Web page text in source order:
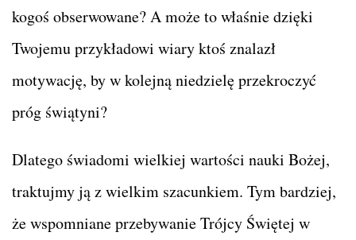
kogoś obserwowane? A może to właśnie dzięki
Twojemu przykładowi wiary ktoś znalazł
motywację, by w kolejną niedzielę przekroczyć
próg świątyni?
Dlatego świadomi wielkiej wartości nauki Bożej,
traktujmy ją z wielkim szacunkiem. Tym bardziej,
że wspomniane przebywanie Trójcy Świętej w